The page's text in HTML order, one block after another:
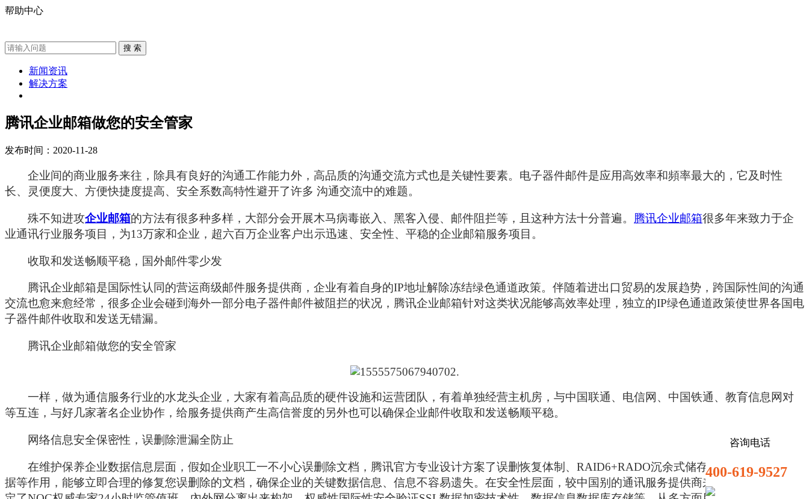
帮助中心
新闻资讯
解决方案
腾讯企业邮箱做您的安全管家
发布时间：2020-11-28
企业间的商业服务来往，除具有良好的沟通工作能力外，高品质的沟通交流方式也是关键性要素。电子器件邮件是应用高效率和頻率最大的，它及时性
长、灵便度大、方便快捷度提高、安全系数高特性避开了许多 沟通交流中的难题。
殊不知进攻企业邮箱的方法有很多种多样，大部分会开展木马病毒嵌入、黑客入侵、邮件阻拦等，且这种方法十分普遍。 腾讯企业邮箱很多年来致力于企
业通讯行业服务项目，为13万家和企业，超六百万企业客户出示迅速、安全性、平稳的企业邮箱服务项目。
收取和发送畅顺平稳，国外邮件零少发
腾讯企业邮箱是国际性认同的营运商级邮件服务提供商，企业有着自身的IP地址解除冻结绿色通道政策。伴随着进出口贸易的发展趋势，跨国际性间的沟通
交流也愈来愈经常，很多企业会碰到海外一部分电子器件邮件被阻拦的状况，腾讯企业邮箱针对这类状况能够高效率处理，独立的IP绿色通道政策使世界各国电
子器件邮件收取和发送无错漏。
腾讯企业邮箱做您的安全管家
一样，做为通信服务行业的水龙头企业，大家有着高品质的硬件设施和运营团队，有着单独经营主机房，与中国联通、电信网、中国铁通、教育信息网对
等互连，与好几家著名企业协作，给服务提供商产生高信誉度的另外也可以确保企业邮件收取和发送畅顺平稳。
网络信息安全保密性，误删除泄漏全防止
在维护保养企业数据信息层面，假如企业职工一不小心误删除文档，腾讯官方专业设计方案了误删恢复体制、RAID6+RADO沉余式储存、五天删掉备份数
据等作用，能够立即合理的修复您误删除的文档，确保企业的关键数据信息、信息不容易遗失。在安全性层面，较中国别的通讯服务提供商来讲，腾讯官方设
咨询电话
400-619-9527